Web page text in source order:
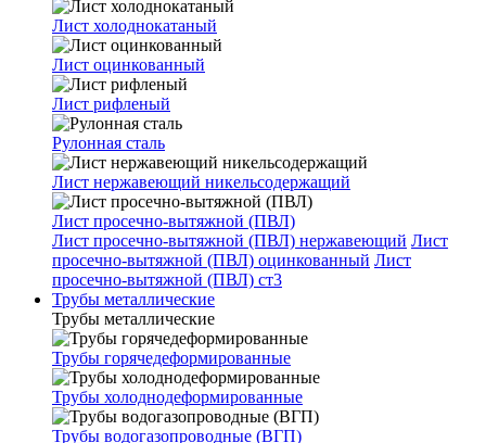
Лист холоднокатаный
Лист оцинкованный
Лист рифленый
Рулонная сталь
Лист нержавеющий никельсодержащий
Лист просечно-вытяжной (ПВЛ)
Лист просечно-вытяжной (ПВЛ) нержавеющий Лист
просечно-вытяжной (ПВЛ) оцинкованный Лист
просечно-вытяжной (ПВЛ) ст3
Трубы металлические
Трубы металлические
Трубы горячедеформированные
Трубы холоднодеформированные
Трубы водогазопроводные (ВГП)